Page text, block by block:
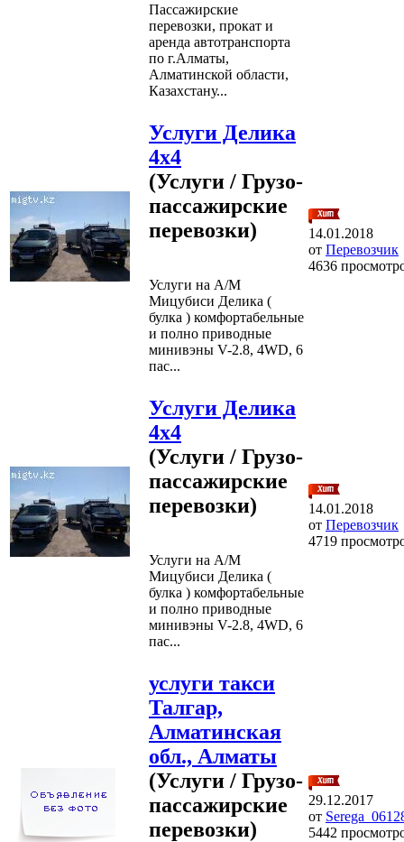
Пассажирские
перевозки, прокат и
аренда автотранспорта
по г.Алматы,
Алматинской области,
Казахстану...
Услуги Делика
4х4
(Услуги / Грузо-
пассажирские
перевозки)
Услуги на А/М
Мицубиси Делика (
булка ) комфортабельные
и полно приводные
минивэны V-2.8, 4WD, 6
пас...
14.01.2018
от Перевозчик
4636
Услуги Делика
4х4
(Услуги / Грузо-
пассажирские
перевозки)
Услуги на А/М
Мицубиси Делика (
булка ) комфортабельные
и полно приводные
минивэны V-2.8, 4WD, 6
пас...
14.01.2018
от Перевозчик
4719
услуги такси
Талгар,
Алматинская
обл., Алматы
(Услуги / Грузо-
пассажирские
перевозки)
29.12.2017
от
5442